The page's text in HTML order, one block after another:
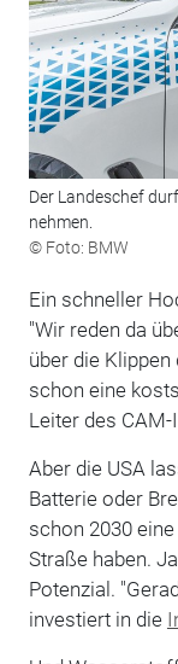
Der Landeschef
nehmen.
© Foto: BMW
Ein schneller
"Wir reden da
über die
schon eine
Leiter des
Aber die USA
Batterie oder
schon 2030
Straße haben.
Potenzial.
investiert in die